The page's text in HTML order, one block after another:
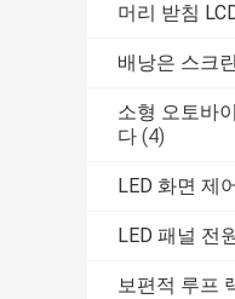
머리 받침
배낭은 스크
소형 오토바
다 (4)
LED 화면 제
LED 패널 전
보편적 루프